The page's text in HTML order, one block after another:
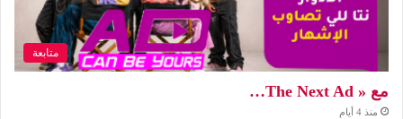
متابعة
مع « The Next Ad…
منذ 4 أيام